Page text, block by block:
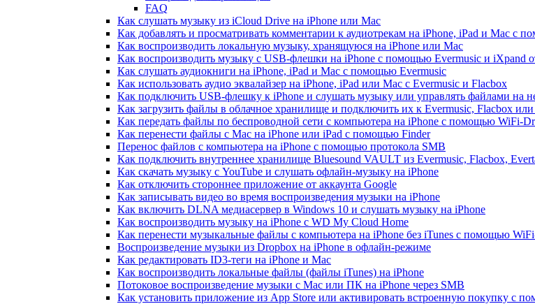
FAQ
Как слушать музыку из iCloud Drive на iPhone или Mac
Как добавлять и просматривать комментарии к аудиотрекам на iPhone, iPad и Mac с
Как воспроизводить локальную музыку, хранящуюся на iPhone или Mac
Как воспроизводить музыку с USB-флешки на iPhone с помощью Evermusic и iXpand
Как слушать аудиокниги на iPhone, iPad и Mac с помощью Evermusic
Как использовать аудио эквалайзер на iPhone, iPad или Mac с Evermusic и Flacbox
Как подключить USB-флешку к iPhone и слушать музыку или управлять файлами на
Как загрузить файлы в облачное хранилище и подключить их к Evermusic, Flacbox
Как передать файлы по беспроводной сети с компьютера на iPhone с помощью WiFi-
Как перенести файлы с Mac на iPhone или iPad с помощью Finder
Перенос файлов с компьютера на iPhone с помощью протокола SMB
Как подключить внутреннее хранилище Bluesound VAULT из Evermusic, Flacbox,
Как скачать музыку с YouTube и слушать офлайн-музыку на iPhone
Как отключить стороннее приложение от аккаунта Google
Как записывать видео во время воспроизведения музыки на iPhone
Как включить DLNA медиасервер в Windows 10 и слушать музыку на iPhone
Как воспроизводить музыку на iPhone с WD My Cloud Home
Как перенести музыкальные файлы с компьютера на iPhone без iTunes с помощью
Воспроизведение музыки из Dropbox на iPhone в офлайн-режиме
Как редактировать ID3-теги на iPhone и Mac
Как воспроизводить локальные файлы (файлы iTunes) на iPhone
Потоковое воспроизведение музыки с Mac или ПК на iPhone через SMB
Как установить приложение из App Store или активировать встроенную покупку с